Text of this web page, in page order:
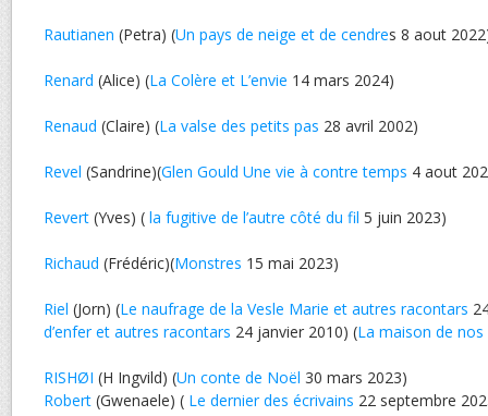
Rautianen (Petra) (Un pays de neige et de cendres 8 aout
Renard (Alice) (La Colère et L’envie 14 mars 2024)
Renaud (Claire) (La valse des petits pas 28 avril 2002)
Revel (Sandrine)(Glen Gould Une vie à contre temps 4 aout
Revert (Yves) ( la fugitive de l’autre côté du fil 5 juin 2023)
Richaud (Frédéric)(Monstres 15 mai 2023)
Riel (Jorn) (Le naufrage de la Vesle Marie et autres racontars
d’enfer et autres racontars 24 janvier 2010) (La maison de nos
RISHØI (H Ingvild) (Un conte de Noël 30 mars 2023)
Robert (Gwenaele) ( Le dernier des écrivains 22 septembre